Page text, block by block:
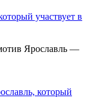
Ярославль —